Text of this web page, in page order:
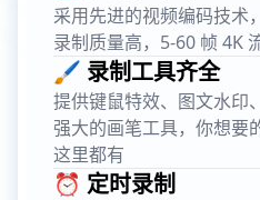
采用先进的视频编码技术
录制质量高，5-60 帧 4K
🖌️ 录制工具齐全
提供键鼠特效、图文水印
强大的画笔工具，你想
这里都有
⏰ 定时录制